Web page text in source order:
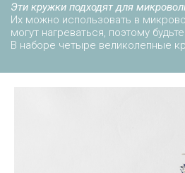
Эти кружки подходят для
Их можно использовать в
могут нагреваться, поэтому
В наборе четыре великолепные